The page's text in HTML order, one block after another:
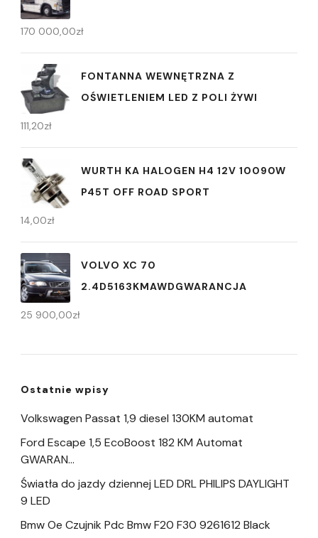
170 000,00zł
FONTANNA WEWNĘTRZNA Z
OŚWIETLENIEM LED Z POLI ŻYWI
111,20zł
WURTH KA HALOGEN H4 12V 10090W
P45T OFF ROAD SPORT
14,00zł
VOLVO XC 70
2.4D5163KMAWDGWARANCJA
25 900,00zł
Ostatnie wpisy
Volkswagen Passat 1,9 diesel 130KM automat
Ford Escape 1,5 EcoBoost 182 KM Automat
GWARAN…
Światła do jazdy dziennej LED DRL PHILIPS DAYLIGHT
9 LED
Bmw Oe Czujnik Pdc Bmw F20 F30 9261612 Black